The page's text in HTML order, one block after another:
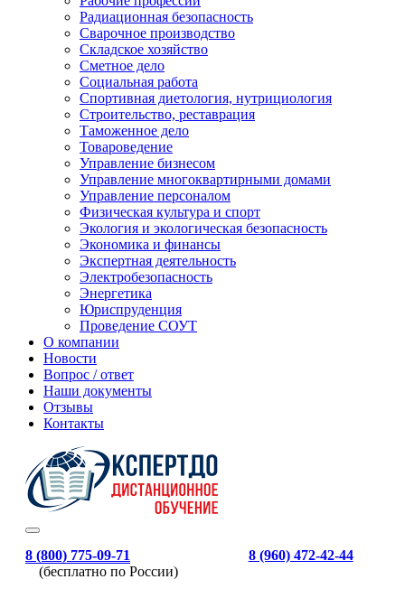
Радиационная безопасность
Сварочное производство
Складское хозяйство
Сметное дело
Социальная работа
Спортивная диетология, нутрициология
Строительство, реставрация
Таможенное дело
Товароведение
Управление бизнесом
Управление многоквартирными домами
Управление персоналом
Физическая культура и спорт
Экология и экологическая безопасность
Экономика и финансы
Экспертная деятельность
Электробезопасность
Энергетика
Юриспруденция
Проведение СОУТ
О компании
Новости
Вопрос / ответ
Наши документы
Отзывы
Контакты
8 (800) 775-09-71
(бесплатно по России)
8 (960) 472-42-44